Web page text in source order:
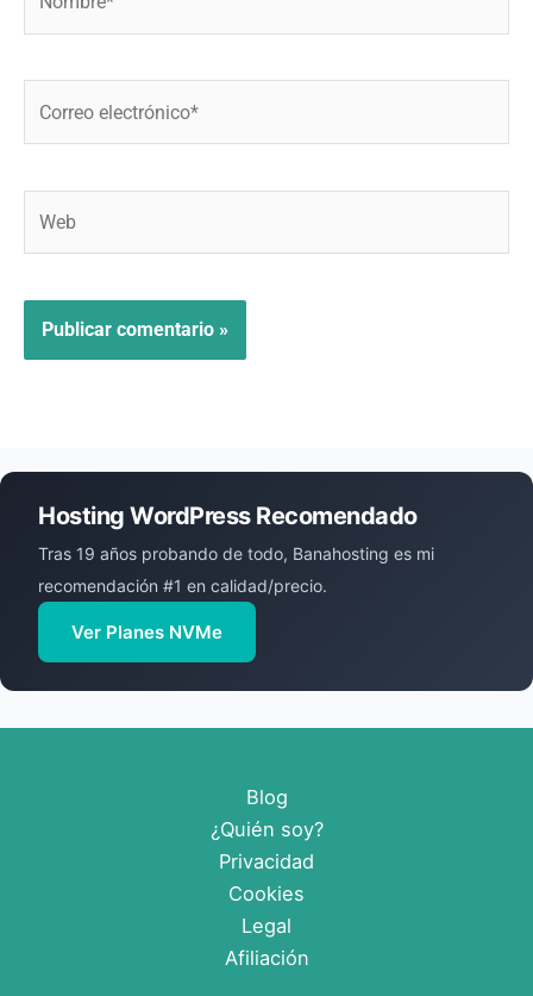
electrónico*
Hosting WordPress Recomendado
Tras 19 años probando de todo, Banahosting es mi
recomendación #1 en calidad/precio.
Ver Planes NVMe
Blog
¿Quién soy?
Privacidad
Cookies
Legal
Afiliación